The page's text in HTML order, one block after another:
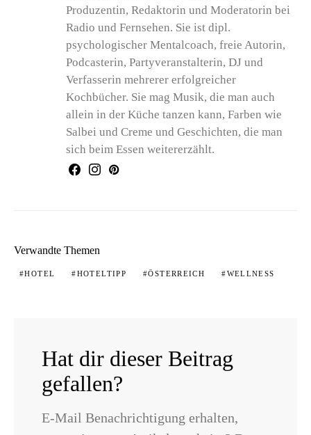
Produzentin, Redaktorin und Moderatorin bei
Radio und Fernsehen. Sie ist dipl.
psychologischer Mentalcoach, freie Autorin,
Podcasterin, Partyveranstalterin, DJ und
Verfasserin mehrerer erfolgreicher
Kochbücher. Sie mag Musik, die man auch
allein in der Küche tanzen kann, Farben wie
Salbei und Creme und Geschichten, die man
sich beim Essen weitererzählt.
Verwandte Themen
HOTEL HOTELTIPP ÖSTERREICH WELLNESS
Hat dir dieser Beitrag
gefallen?
E-Mail Benachrichtigung erhalten,